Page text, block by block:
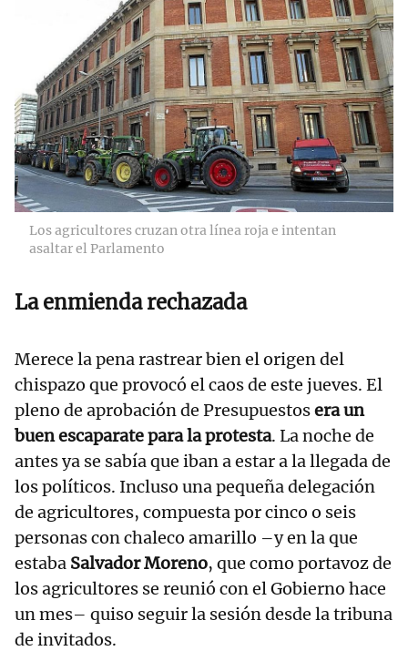
Los agricultores cruzan otra línea roja e intentan
asaltar el Parlamento
La enmienda rechazada
Merece la pena rastrear bien el origen del
chispazo que provocó el caos de este jueves. El
pleno de aprobación de Presupuestosera un
buen escaparate para la protesta. La noche de
antes ya se sabía que iban a estar a la llegada de
los políticos. Incluso una pequeña delegación
de agricultores, compuesta por cinco o seis
personas con chaleco amarillo –y en la que
estaba Salvador Moreno, que como portavoz de
los agricultores se reunió con el Gobierno hace
un mes– quiso seguir la sesión desde la tribuna
de invitados.